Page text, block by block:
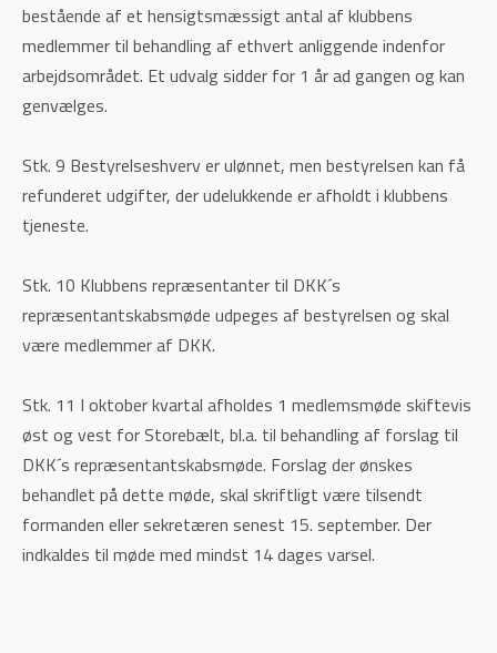
bestående af et hensigtsmæssigt antal af klubbens
medlemmer til behandling af ethvert anliggende indenfor
arbejdsområdet. Et udvalg sidder for 1 år ad gangen og kan
genvælges.
Stk. 9 Bestyrelseshverv er ulønnet, men bestyrelsen kan få
refunderet udgifter, der udelukkende er afholdt i klubbens
tjeneste.
Stk. 10 Klubbens repræsentanter til DKK´s
repræsentantskabsmøde udpeges af bestyrelsen og skal
være medlemmer af DKK.
Stk. 11 I oktober kvartal afholdes 1 medlemsmøde skiftevis
øst og vest for Storebælt, bl.a. til behandling af forslag til
DKK´s repræsentantskabsmøde. Forslag der ønskes
behandlet på dette møde, skal skriftligt være tilsendt
formanden eller sekretæren senest 15. september. Der
indkaldes til møde med mindst 14 dages varsel.